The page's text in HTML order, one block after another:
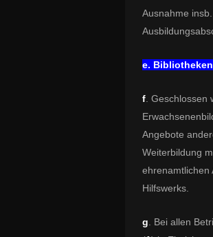
Ausnahme
e.
f .
Angebote
Weiterbildung
ehrenamtlichen
Hilfswerks.
g . Bei allen